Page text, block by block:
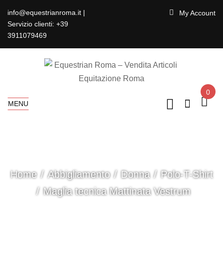
info@equestrianroma.it |
Servizio clienti: +39
3911079469
My Account
MENU
0
Home Abbigliamento Donna
Polo-T-Shirt
Maglia tecnica Mattinata Vestrum